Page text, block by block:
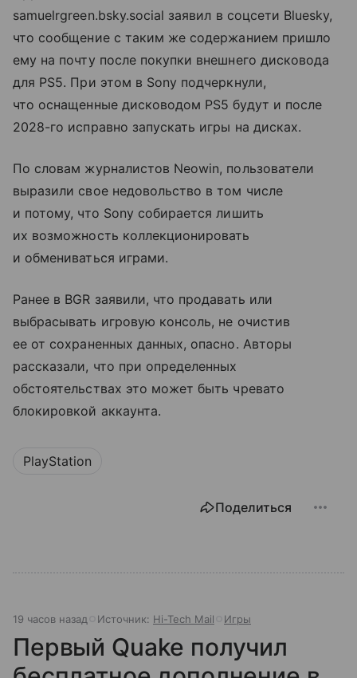
samuelrgreen.bsky.social заявил в соцсети Bluesky,
что сообщение с таким же содержанием пришло
ему на почту после покупки внешнего дисковода
для PS5. При этом в Sony подчеркнули,
что оснащенные дисководом PS5 будут и после
2028-го исправно запускать игры на дисках.
По словам журналистов Neowin, пользователи
выразили свое недовольство в том числе
и потому, что Sony собирается лишить
их возможность коллекционировать
и обмениваться играми.
Ранее в BGR заявили, что продавать или
выбрасывать игровую консоль, не очистив
ее от сохраненных данных, опасно. Авторы
рассказали, что при определенных
обстоятельствах это может быть чревато
блокировкой аккаунта.
PlayStation
Поделиться
19 часов назад Источник: Hi-Tech Mail Игры
Первый Quake получил